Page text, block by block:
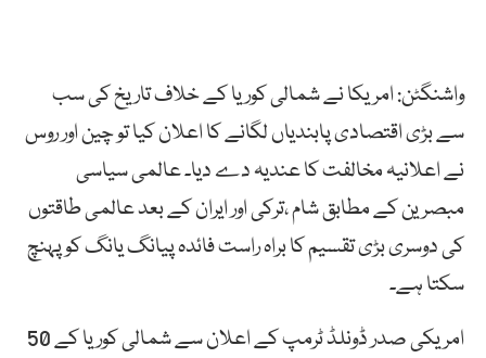
واشنگٹن: امریکا نے شمالی کوریا کے خلاف تاریخ کی سب
سے بڑی اقتصادی پابندیاں لگانے کا اعلان کیا تو چین اور روس
نے اعلانیہ مخالفت کا عندیہ دے دیا۔ عالمی سیاسی
مبصرین کے مطابق شام ،ترکی اور ایران کے بعد عالمی طاقتوں
کی دوسری بڑی تقسیم کا براہ راست فائدہ پیانگ یانگ کو پہنچ
سکتا ہے۔
امریکی صدر ڈونلڈ ٹرمپ کے اعلان سے شمالی کوریا کے 50